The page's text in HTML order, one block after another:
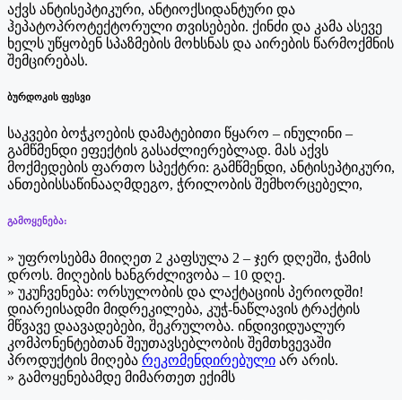
აქვს ანტისეპტიკური, ანტიოქსიდანტური და
ჰეპატოპროტექტორული თვისებები. ქინძი და კამა ასევე
ხელს უწყობენ სპაზმების მოხსნას და აირების წარმოქმნის
შემცირებას.
ბურდოკის ფესვი
საკვები ბოჭკოების დამატებითი წყარო – ინულინი –
გამწმენდი ეფექტის გასაძლიერებლად. მას აქვს
მოქმედების ფართო სპექტრი: გამწმენდი, ანტისეპტიკური,
ანთებისსაწინააღმდეგო, ჭრილობის შემხორცებელი,
გამოყენება:
» უფროსებმა მიიღეთ 2 კაფსულა 2 – ჯერ დღეში, ჭამის
დროს. მიღების ხანგრძლივობა – 10 დღე.
» უკუჩვენება: ორსულობის და ლაქტაციის პერიოდში!
დიარეისადმი მიდრეკილება, კუჭ-ნაწლავის ტრაქტის
მწვავე დაავადებები, შეკრულობა. ინდივიდუალურ
კომპონენტებთან შეუთავსებლობის შემთხვევაში
პროდუქტის მიღება რეკომენდირებული არ არის.
» გამოყენებამდე მიმართეთ ექიმს